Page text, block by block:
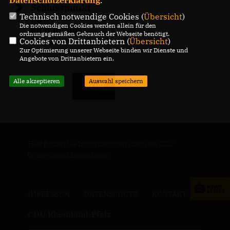
unter
emotionaler
Debatte
MEHR
Technisch notwendige Cookies (Übersicht)
Die notwendigen Cookies werden allein für den
ordnungsgemäßen Gebrauch der Webseite benötigt.
Cookies von Drittanbietern (Übersicht)
Zur Optimierung unserer Webseite binden wir Dienste und
Angebote von Drittanbietern ein.
Alle akzeptieren Auswahl speichern